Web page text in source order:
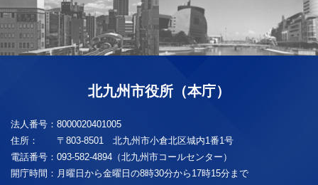
北九州市役所（本庁）
法人番号： 8000020401005
住所：
〒803-8501 北九州市小倉北区城内1番1号
電話番号： 093-582-4894（北九州市コールセンター）
開庁時間： 月曜日から金曜日の8時30分から17時15分まで